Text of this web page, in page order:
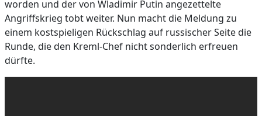
worden und der von Wladimir Putin angezettelte
Angriffskrieg tobt weiter. Nun macht die Meldung zu
einem kostspieligen Rückschlag auf russischer Seite die
Runde, die den Kreml-Chef nicht sonderlich erfreuen
dürfte.